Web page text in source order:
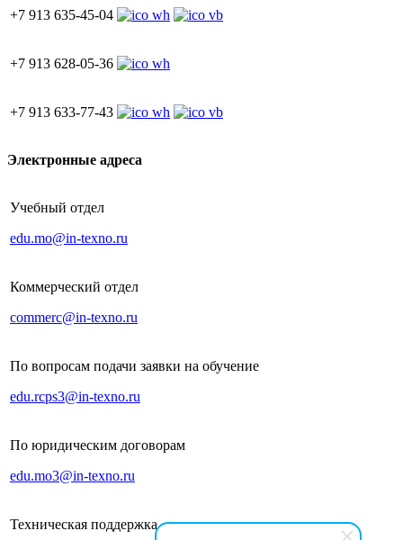
+7 913 635-45-04
+7 913 628-05-36
+7 913 633-77-43
Электронные адреса
Учебный отдел
edu.mo@in-texno.ru
Коммерческий отдел
commerc@in-texno.ru
По вопросам подачи заявки на обучение
edu.rcps3@in-texno.ru
По юридическим договорам
edu.mo3@in-texno.ru
Техническая поддержка